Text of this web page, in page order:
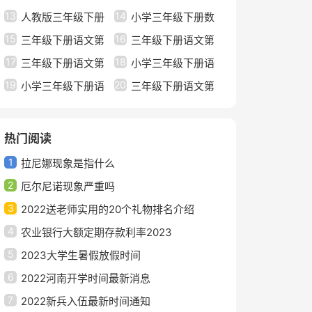
什么内容
几点几分几秒
13 人教版三年级下册
数学第五单元知识点
14 小学三年级下册数
学第四单元知识点
15 三年级下册语文第
一单元知识点
16 三年级下册语文第
四单元知识点梳理
17 三年级下册语文第
三单元知识点总结
18 小学三年级下册语
文第二单元知识点
19 小学三年级下册语
20 三年级下册语文第
热门阅读
1 拉尼娜现象是指什么
2 厄尔尼诺现象严重吗
3 2022送老师实用的20个礼物排名介绍
4 农业银行大额定期存款利率2023
5 2023大学生暑假放假时间
6 2022河南开学时间最新消息
7 2022新兵入伍最新时间通知